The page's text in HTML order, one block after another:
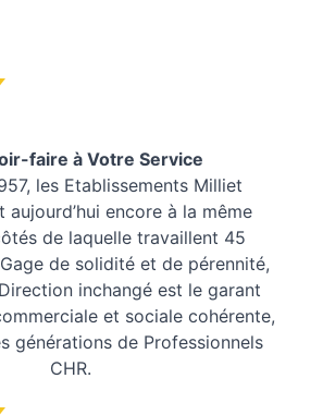
faire à Votre Service
les Etablissements Milliet
aujourd’hui encore à la même
de laquelle travaillent 45
de solidité et de pérennité,
inchangé est le garant
et sociale cohérente,
générations de Professionnels
CHR.